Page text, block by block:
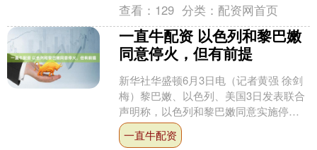
查看： 129 分类： 配资网首页
一直牛配资 以色列和黎巴嫩
同意停火，但有前提
新华社华盛顿6月3日电（记者黄强 徐剑
梅）黎巴嫩、以色列、美国3日发表联合
声明称，以色列和黎巴嫩同意实施停
火，前提是黎巴嫩真主党彻底停止攻
击，并完全撤离利塔尼河....
一直牛配资